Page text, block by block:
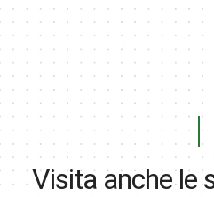
Visita anche le